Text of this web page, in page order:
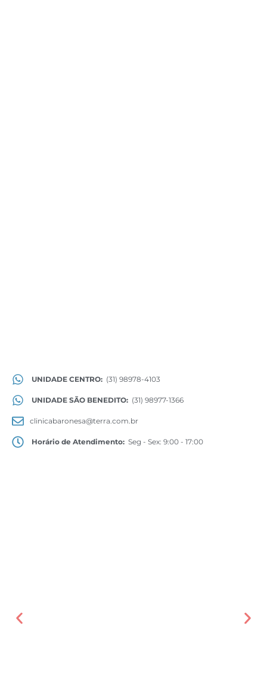
UNIDADE CENTRO: (31) 98978-4103
UNIDADE SÃO BENEDITO: (31) 98977-1366
clinicabaronesa@terra.com.br
Horário de Atendimento: Seg - Sex: 9:00 - 17:00